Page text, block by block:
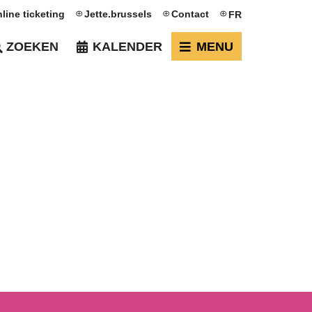
ticketing Jette.brussels Contact FR
ZOEKEN KALENDER MENU